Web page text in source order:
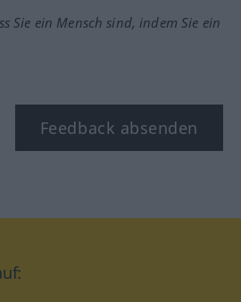
Sie ein Mensch sind, indem Sie ein
Feedback absenden